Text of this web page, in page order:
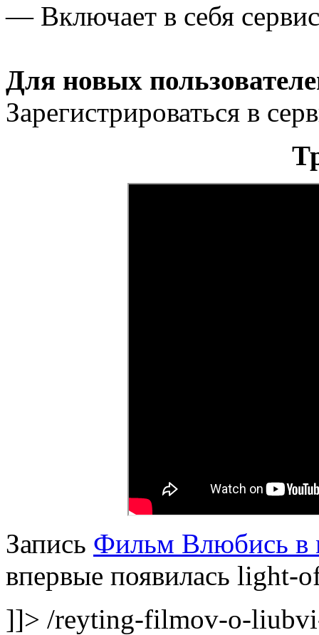
— Включает в себя
Для новых
Зарегистрироваться в
Запись Фильм Влюбись в
впервые появилась light-
]]> /reyting-filmov-o-